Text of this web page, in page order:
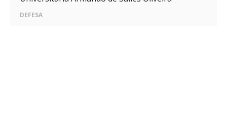
DEFESA